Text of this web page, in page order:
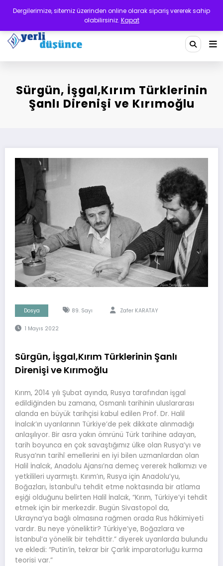
Dergilerimize, sitemiz üzerinden online olarak sipariş vererek sahip
olabilirsiniz. Kapat
Yerli Düşünce Dergisi
Sürgün, İşgal,Kırım Türklerinin
Şanlı Direnişi ve Kırımoğlu
Dosya 89. Sayı Zafer KARATAY
1 Mayıs 2022
Sürgün, İşgal,Kırım Türklerinin Şanlı
Direnişi ve Kırımoğlu
Kırım, 2014 yılı Şubat ayında, Rusya tarafından işgal
edildiğinden bu zamana, Osmanlı tarihinin uluslararası
alanda en büyük tarihçisi kabul edilen Prof. Dr. Halil
İnalcık’ın uyarılarının Türkiye’de pek dikkate alınmadığı
anlaşılıyor. Bir asra yakın ömrünü Türk tarihine adayan,
tarih boyunca en çok savaştığımız ülke olan Rusya’yı ve
Rusya’nın tarihî emellerini en iyi bilen uzmanlardan olan
Halil İnalcık, Anadolu Ajansı’na demeç vererek halkımızı ve
yetkilileri uyarmıştı. Kırım’ın, Rusya için Anadolu’yu,
Boğazları, İstanbul’u tehdit etme noktasında bir atlama
eşiği olduğunu belirten Halil İnalcık, “Kırım, Türkiye’yi tehdit
etmek için bir merkezdir. Bugün Sivastopol da,
Ukrayna’ya bağlı olmasına rağmen orada Rus hâkimiyeti
vardır. Bu neye yöneliktir? Türkiye’ye, Boğazlara ve
İstanbul’a yönelik bir tehdittir.” diyerek uyarılarda bulundu
ve ekledi: “Putin’in, tekrar bir Çarlık imparatorluğu kurma
teorisi var.”